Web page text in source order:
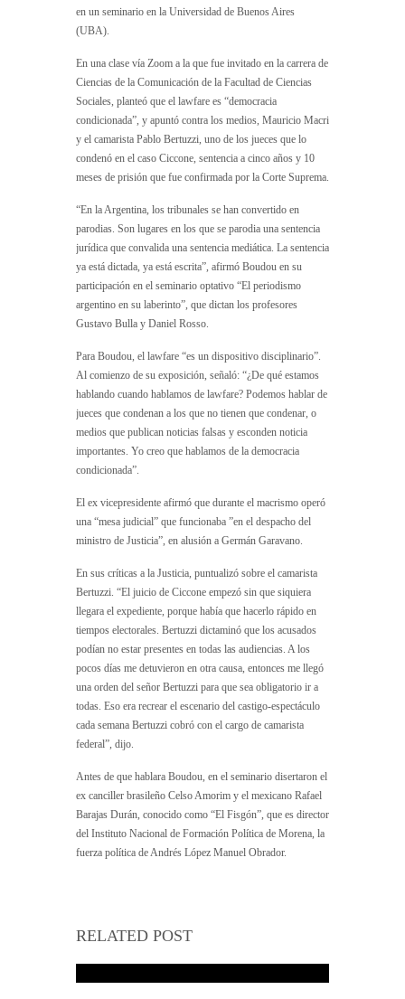
en un seminario en la Universidad de Buenos Aires
(UBA).
En una clase vía Zoom a la que fue invitado en la carrera de
Ciencias de la Comunicación de la Facultad de Ciencias
Sociales, planteó que el lawfare es “democracia
condicionada”, y apuntó contra los medios, Mauricio Macri
y el camarista Pablo Bertuzzi, uno de los jueces que lo
condenó en el caso Ciccone, sentencia a cinco años y 10
meses de prisión que fue confirmada por la Corte Suprema.
“En la Argentina, los tribunales se han convertido en
parodias. Son lugares en los que se parodia una sentencia
jurídica que convalida una sentencia mediática. La sentencia
ya está dictada, ya está escrita”, afirmó Boudou en su
participación en el seminario optativo “El periodismo
argentino en su laberinto”, que dictan los profesores
Gustavo Bulla y Daniel Rosso.
Para Boudou, el lawfare “es un dispositivo disciplinario”.
Al comienzo de su exposición, señaló: “¿De qué estamos
hablando cuando hablamos de lawfare? Podemos hablar de
jueces que condenan a los que no tienen que condenar, o
medios que publican noticias falsas y esconden noticia
importantes. Yo creo que hablamos de la democracia
condicionada”.
El ex vicepresidente afirmó que durante el macrismo operó
una “mesa judicial” que funcionaba ”en el despacho del
ministro de Justicia”, en alusión a Germán Garavano.
En sus críticas a la Justicia, puntualizó sobre el camarista
Bertuzzi. “El juicio de Ciccone empezó sin que siquiera
llegara el expediente, porque había que hacerlo rápido en
tiempos electorales. Bertuzzi dictaminó que los acusados
podían no estar presentes en todas las audiencias. A los
pocos días me detuvieron en otra causa, entonces me llegó
una orden del señor Bertuzzi para que sea obligatorio ir a
todas. Eso era recrear el escenario del castigo-espectáculo
cada semana Bertuzzi cobró con el cargo de camarista
federal”, dijo.
Antes de que hablara Boudou, en el seminario disertaron el
ex canciller brasileño Celso Amorim y el mexicano Rafael
Barajas Durán, conocido como “El Fisgón”, que es director
del Instituto Nacional de Formación Política de Morena, la
fuerza política de Andrés López Manuel Obrador.
RELATED POST